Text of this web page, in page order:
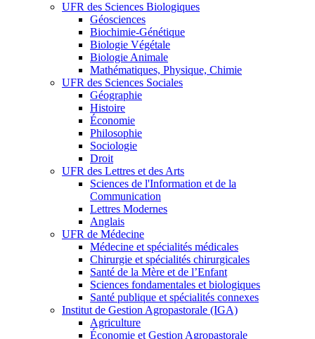
UFR des Sciences Biologiques
Géosciences
Biochimie-Génétique
Biologie Végétale
Biologie Animale
Mathématiques, Physique, Chimie
UFR des Sciences Sociales
Géographie
Histoire
Économie
Philosophie
Sociologie
Droit
UFR des Lettres et des Arts
Sciences de l'Information et de la
Communication
Lettres Modernes
Anglais
UFR de Médecine
Médecine et spécialités médicales
Chirurgie et spécialités chirurgicales
Santé de la Mère et de l’Enfant
Sciences fondamentales et biologiques
Santé publique et spécialités connexes
Institut de Gestion Agropastorale (IGA)
Agriculture
Économie et Gestion Agropastorale